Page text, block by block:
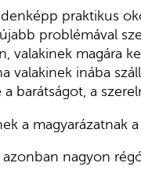
praktikus
problémával
magára
valakinek inába
barátságot, a
a magyarázatnak
nagyon